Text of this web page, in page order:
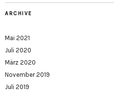
ARCHIVE
Mai 2021
Juli 2020
März 2020
November 2019
Juli 2019